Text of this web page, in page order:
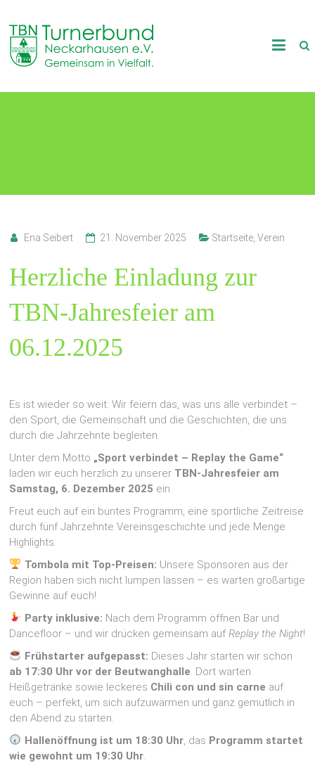
content
TB
Neckarhausen
Ena Seibert 21. November 2025 Startseite, Verein
Herzliche Einladung zur
TBN-Jahresfeier am
06.12.2025
Es ist wieder so weit: Wir feiern das, was uns alle verbindet –
den Sport, die Gemeinschaft und die Geschichten, die uns
durch die Jahrzehnte begleiten.
Unter dem Motto „Sport verbindet – Replay the Game“
laden wir euch herzlich zu unserer TBN-Jahresfeier am
Samstag, 6. Dezember 2025 ein.
Freut euch auf ein buntes Programm, eine sportliche Zeitreise
durch fünf Jahrzehnte Vereinsgeschichte und jede Menge
Highlights.
Tombola mit Top-Preisen: Unsere Sponsoren aus der
Region haben sich nicht lumpen lassen – es warten großartige
Gewinne auf euch!
Party inklusive: Nach dem Programm öffnen Bar und
Dancefloor – und wir drücken gemeinsam aufReplay the Night!
Frühstarter aufgepasst: Dieses Jahr starten wir schon
ab 17:30 Uhr vor der Beutwanghalle. Dort warten
Heißgetränke sowie leckeres Chili con und sin carne auf
euch – perfekt, um sich aufzuwärmen und ganz gemütlich in
den Abend zu starten.
Hallenöffnung ist um 18:30 Uhr, das Programm startet
wie gewohnt um 19:30 Uhr.